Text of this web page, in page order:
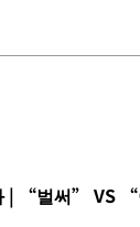
| “벌써” VS